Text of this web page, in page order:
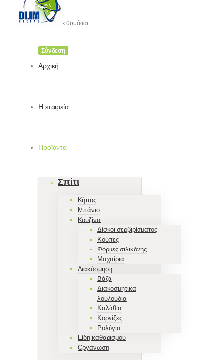
Να με θυμάσαι
Αρχική
Η εταιρεία
Προϊόντα
Σπίτι
Κήπος
Μπάνιο
Κουζίνα
Δίσκοι σερβιρίσματος
Κούπες
Φόρμες σιλικόνης
Μαχαίρια
Διακόσμηση
Βάζα
Διακοσμητικά
λουλούδια
Καλάθια
Κορνίζες
Ρολόγια
Είδη καθαρισμού
Οργάνωση